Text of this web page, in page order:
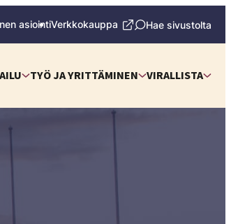
asiointiVerkkokauppa Hae sivustolta
TYÖ JA YRITTÄMINEN VIRALLISTA